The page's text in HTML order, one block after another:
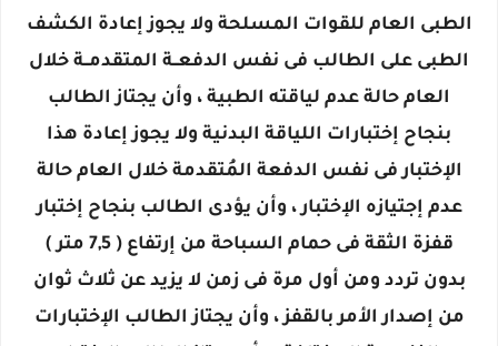
الطبى العام للقوات المسلحة ولا يجوز إعادة الكشف
الطبى على الطالب فى نفس الدفعــة المتقدمــة خلال
العام حالة عدم لياقته الطبية ، وأن يجتاز الطالب
بنجاح إختبارات اللياقة البدنية ولا يجوز إعادة هذا
الإختبار فى نفس الدفعة المُتقدمة خلال العام حالة
عدم إجتيازه الإختبار ، وأن يؤدى الطالب بنجاح إختبار
قفزة الثقة فى حمام السباحة من إرتفاع ( 7,5 متر )
بدون تردد ومن أول مرة فى زمن لا يزيد عن ثلاث ثوان
من إصدار الأمر بالقفز ، وأن يجتاز الطالب الإختبارات